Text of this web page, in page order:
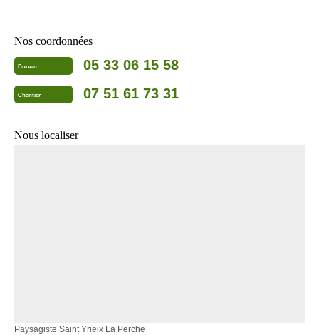
Nos coordonnées
Bureau 05 33 06 15 58
Chantier 07 51 61 73 31
Nous localiser
Paysagiste Saint Yrieix La Perche